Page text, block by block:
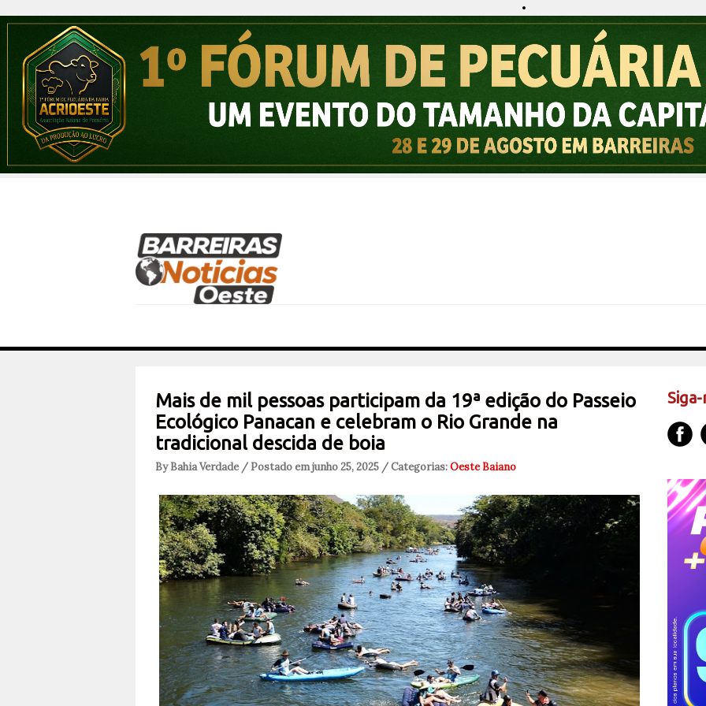
Mais de mil pessoas participam da 19ª edição do Passeio
Ecológico Panacan e celebram o Rio Grande na
tradicional descida de boia
By Bahia Verdade / Postado em junho 25, 2025 / Categorias:Oeste Baiano